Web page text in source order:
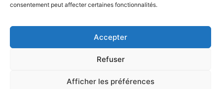
consentement peut affecter certaines fonctionnalités.
Accepter
Refuser
Afficher les préférences